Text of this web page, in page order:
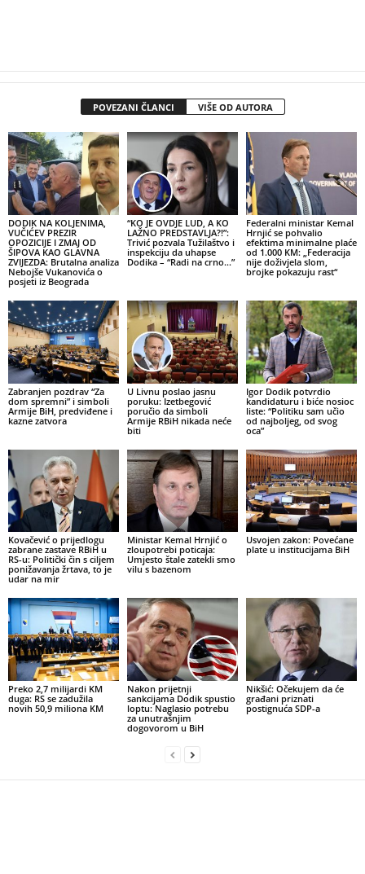
POVEZANI ČLANCI VIŠE OD AUTORA
DODIK NA KOLJENIMA,
VUČIĆEV PREZIR
OPOZICIJE I ZMAJ OD
ŠIPOVA KAO GLAVNA
ZVIJEZDA: Brutalna analiza
Nebojše Vukanovića o
posjeti iz Beograda
“KO JE OVDJE LUD, A KO
LAŽNO PREDSTAVLJA?!”:
Trivić pozvala Tužilaštvo i
inspekciju da uhapse
Dodika – “Radi na crno…”
Federalni ministar Kemal
Hrnjić se pohvalio
efektima minimalne plaće
od 1.000 KM: „Federacija
nije doživjela slom,
brojke pokazuju rast“
Zabranjen pozdrav “Za
dom spremni” i simboli
Armije BiH, predviđene i
kazne zatvora
U Livnu poslao jasnu
poruku: Izetbegović
poručio da simboli
Armije RBiH nikada neće
biti
Igor Dodik potvrdio
kandidaturu i biće nosioc
liste: “Politiku sam učio
od najboljeg, od svog
oca”
Kovačević o prijedlogu
zabrane zastave RBiH u
RS-u: Politički čin s ciljem
ponižavanja žrtava, to je
udar na mir
Ministar Kemal Hrnjić o
zloupotrebi poticaja:
Umjesto štale zatekli smo
vilu s bazenom
Usvojen zakon: Povećane
plate u institucijama BiH
Preko 2,7 milijardi KM
duga: RS se zadužila
novih 50,9 miliona KM
Nakon prijetnji
sankcijama Dodik spustio
loptu: Naglasio potrebu
za unutrašnjim
dogovorom u BiH
Nikšić: Očekujem da će
građani priznati
postignuća SDP-a